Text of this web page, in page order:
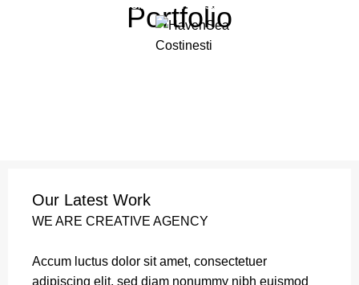
COMENZI . 0748.530.064
Portfolio
Our Latest Work
WE ARE CREATIVE AGENCY
Accum luctus dolor sit amet, consectetuer
adipiscing elit, sed diam nonummy nibh euismod